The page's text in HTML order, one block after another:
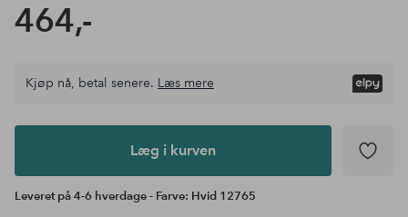
464,-
Læg i
Kjøp nå, betal senere. Læs mere
Læg i kurven
Leveret på 4-6 hverdage - Farve: Hvid 12765